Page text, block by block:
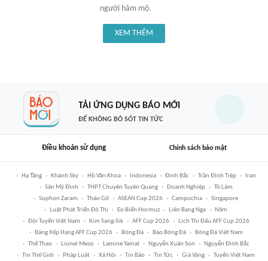
người hâm mộ.
XEM THÊM
TẢI ỨNG DỤNG BÁO MỚI
ĐỂ KHÔNG BỎ SÓT TIN TỨC
Điều khoản sử dụng Chính sách bảo mật
Hạ Tầng Khánh Sky Hồ Văn Khoa Indonesia Đình Bắc Trần Đình Tiệp
Iran
Sân Mỹ Đình
THPT Chuyên Tuyên Quang Doanh Nghiệp
Tô Lâm
Sophon Zaram
Tháo Gỡ ASEAN Cup 2026 Campuchia
Singapore
Luật Phát Triển Đô Thị
Eo Biển Hormuz Liên Bang Nga
Năm
Đội Tuyển Việt Nam
Kim Sang-Sik AFF Cup 2026
Lịch Thi Đấu AFF Cup 2026
Bảng Xếp Hạng AFF Cup 2026
Bóng Đá Báo Bóng Đá
Bóng Đá Việt Nam
Thể Thao
Lionel Messi Lamine Yamal Nguyễn Xuân Son
Nguyễn Đình Bắc
Tin Thế Giới
Pháp Luật Xã Hội Tin Bão Tin Tức Giá Vàng Tuyển Việt Nam